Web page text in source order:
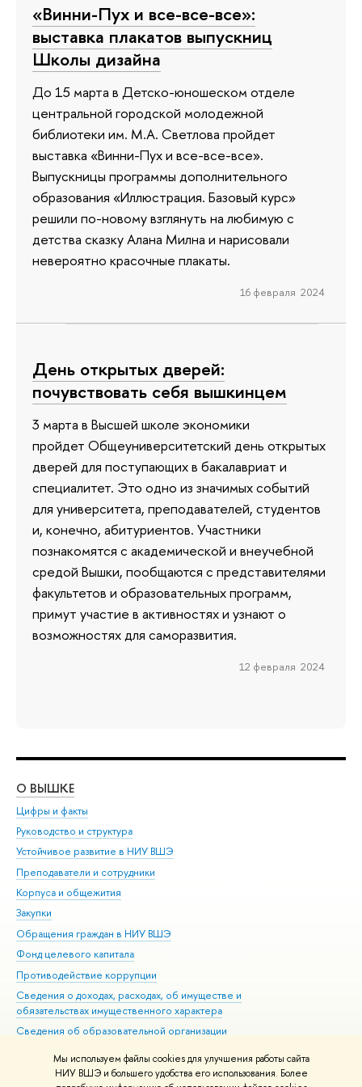
Мы используем файлы cookies для улучшения работы сайта
НИУ ВШЭ и большего удобства его использования. Более
«Винни-Пух и все-все-все»:
выставка плакатов выпускниц
Школы дизайна
До 15 марта в Детско-юношеском отделе
центральной городской молодежной
библиотеки им. М.А. Светлова пройдет
выставка «Винни-Пух и все-все-все».
Выпускницы программы дополнительного
образования «Иллюстрация. Базовый курс»
решили по-новому взглянуть на любимую с
детства сказку Алана Милна и нарисовали
невероятно красочные плакаты.
16 февраля 2024
День открытых дверей:
почувствовать себя вышкинцем
3 марта в Высшей школе экономики
пройдет Общеуниверситетский день открытых
дверей для поступающих в бакалавриат и
специалитет. Это одно из значимых событий
для университета, преподавателей, студентов
и, конечно, абитуриентов. Участники
познакомятся с академической и внеучебной
средой Вышки, пообщаются с представителями
факультетов и образовательных программ,
примут участие в активностях и узнают о
возможностях для саморазвития.
12 февраля 2024
О ВЫШКЕ
Цифры и факты
Руководство и структура
Устойчивое развитие в НИУ ВШЭ
Преподаватели и сотрудники
Корпуса и общежития
Закупки
Обращения граждан в НИУ ВШЭ
Фонд целевого капитала
Противодействие коррупции
Сведения о доходах, расходах, об имуществе и
обязательствах имущественного характера
Сведения об образовательной организации
Людям с ограниченными возможностями здоровья
Единая платежная страница